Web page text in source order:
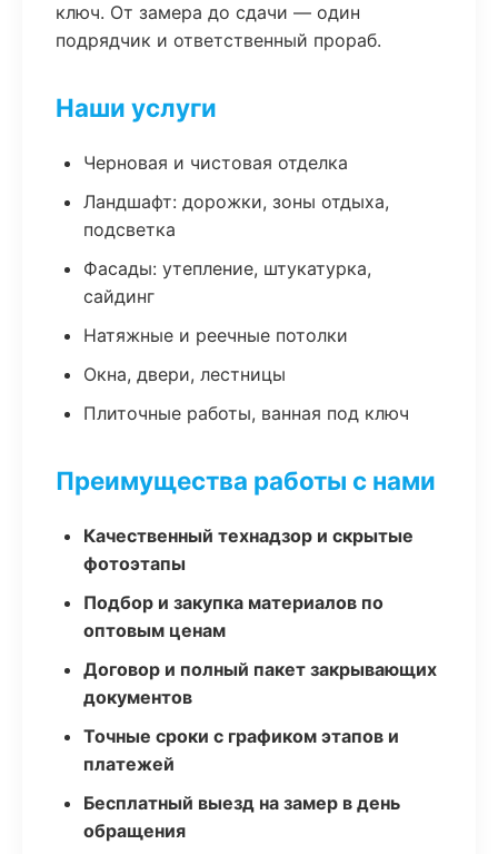
ключ. От замера до сдачи — один
подрядчик и ответственный прораб.
Наши услуги
Черновая и чистовая отделка
Ландшафт: дорожки, зоны отдыха,
подсветка
Фасады: утепление, штукатурка,
сайдинг
Натяжные и реечные потолки
Окна, двери, лестницы
Плиточные работы, ванная под ключ
Преимущества работы с нами
Качественный технадзор и скрытые
фотоэтапы
Подбор и закупка материалов по
оптовым ценам
Договор и полный пакет закрывающих
документов
Точные сроки с графиком этапов и
платежей
Бесплатный выезд на замер в день
обращения